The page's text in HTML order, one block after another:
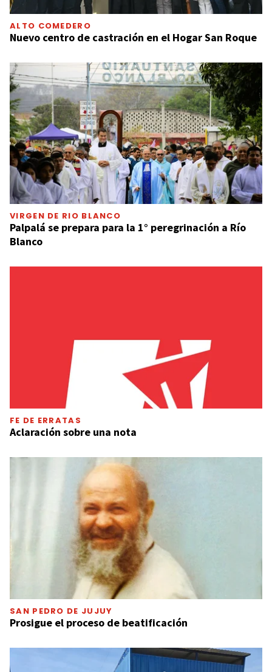
ALTO COMEDERO
Nuevo centro de castración en el Hogar San Roque
VIRGEN DE RIO BLANCO
Palpalá se prepara para la 1° peregrinación a Río
Blanco
FE DE ERRATAS
Aclaración sobre una nota
SAN PEDRO DE JUJUY
Prosigue el proceso de beatificación